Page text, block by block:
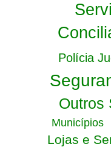
Polícia
Outros
Municípios
Lojas e